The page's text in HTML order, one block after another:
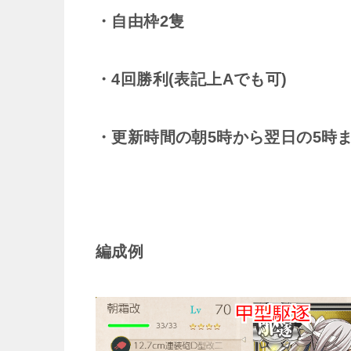
・自由枠2隻
・4回勝利(表記上Aでも可)
・更新時間の朝5時から翌日の5時
編成例